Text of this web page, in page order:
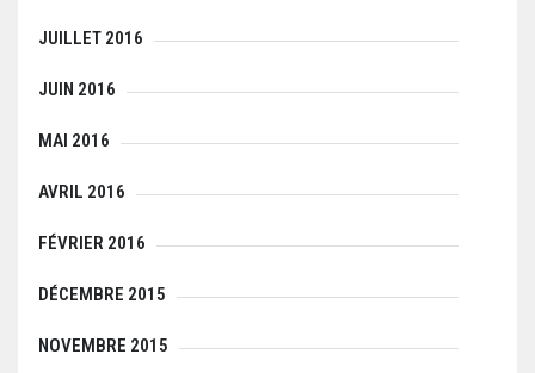
JUILLET 2016
JUIN 2016
MAI 2016
AVRIL 2016
FÉVRIER 2016
DÉCEMBRE 2015
NOVEMBRE 2015